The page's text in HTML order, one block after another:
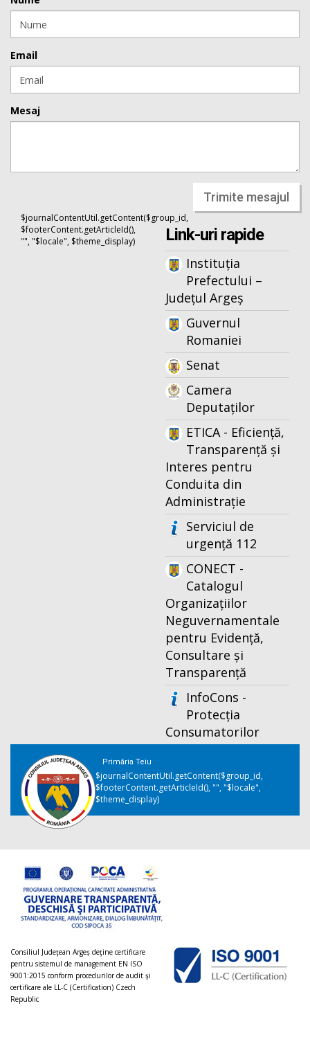
Email
Mesaj
Trimite mesajul
$journalContentUtil.getContent($group_id,
$footerContent.getArticleId(),
"", "$locale", $theme_display)
Link-uri rapide
Instituția
Prefectului –
Județul Argeș
Guvernul
Romaniei
Senat
Camera
Deputaților
ETICA - Eficiență,
Transparență și
Interes pentru
Conduita din
Administrație
Serviciul de
urgență 112
CONECT -
Catalogul
Organizațiilor
Neguvernamentale
pentru Evidență,
Consultare și
Transparență
InfoCons -
Protecția
Consumatorilor
Primăria Teiu
$journalContentUtil.getContent($group_id,
$footerContent.getArticleId(), "", "$locale",
$theme_display)
Consiliul Judeţean Argeș deţine certificare
pentru sistemul de management EN ISO
9001:2015 conform procedurilor de audit şi
certificare ale LL-C (Certification) Czech
Republic